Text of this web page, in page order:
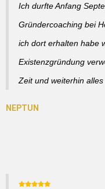
Ich durfte Anfang
Gründercoaching bei
ich dort erhalten habe
Existenzgründung
Zeit und weiterhin